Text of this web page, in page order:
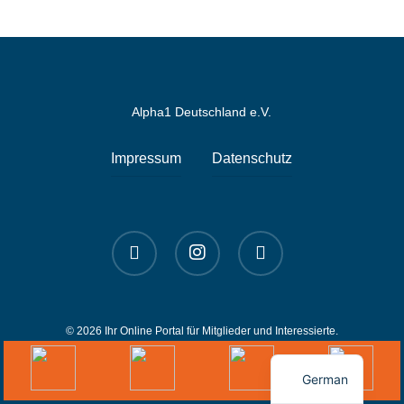
Alpha1 Deutschland e.V.
Impressum Datenschutz
linkedin instagram spotify
© 2026 Ihr Online Portal für Mitglieder und Interessierte.
German
English